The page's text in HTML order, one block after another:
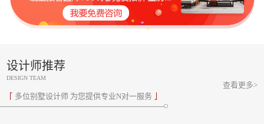
设计师推荐
DESIGN TEAM
多位别墅设计师 为您提供专业N对一服务
查看更多>